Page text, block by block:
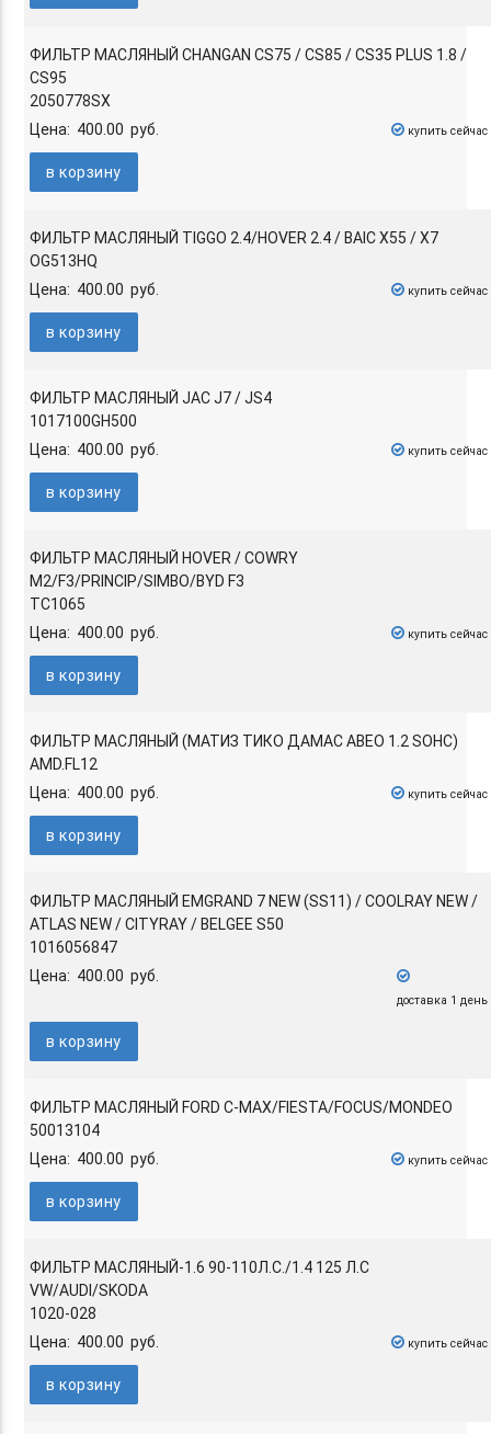
ФИЛЬТР МАСЛЯНЫЙ CHANGAN CS75 / CS85 / CS35 PLUS 1.8 /
CS95
2050778SX
Цена: 400.00 руб.
купить сейчас
в корзину
ФИЛЬТР МАСЛЯНЫЙ TIGGO 2.4/HOVER 2.4 / BAIC X55 / X7
OG513HQ
Цена: 400.00 руб.
купить сейчас
в корзину
ФИЛЬТР МАСЛЯНЫЙ JAC J7 / JS4
1017100GH500
Цена: 400.00 руб.
купить сейчас
в корзину
ФИЛЬТР МАСЛЯНЫЙ HOVER / COWRY
M2/F3/PRINCIP/SIMBO/BYD F3
TC1065
Цена: 400.00 руб.
купить сейчас
в корзину
ФИЛЬТР МАСЛЯНЫЙ (МАТИЗ ТИКО ДАМАС АВЕО 1.2 SOHC)
AMD.FL12
Цена: 400.00 руб.
купить сейчас
в корзину
ФИЛЬТР МАСЛЯНЫЙ EMGRAND 7 NEW (SS11) / COOLRAY NEW /
ATLAS NEW / CITYRAY / BELGEE S50
1016056847
Цена: 400.00 руб.
доставка 1 день
в корзину
ФИЛЬТР МАСЛЯНЫЙ FORD C-MAX/FIESTA/FOCUS/MONDEO
50013104
Цена: 400.00 руб.
купить сейчас
в корзину
ФИЛЬТР МАСЛЯНЫЙ-1.6 90-110Л.С./1.4 125 Л.С
VW/AUDI/SKODA
1020-028
Цена: 400.00 руб.
купить сейчас
в корзину